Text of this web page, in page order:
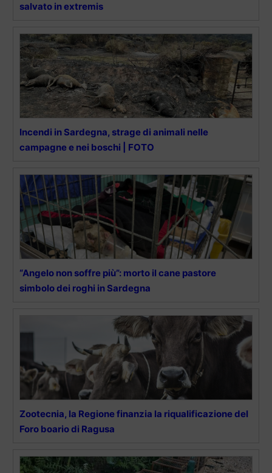
salvato in extremis
Incendi in Sardegna, strage di animali nelle
campagne e nei boschi | FOTO
“Angelo non soffre più”: morto il cane pastore
simbolo dei roghi in Sardegna
Zootecnia, la Regione finanzia la riqualificazione del
Foro boario di Ragusa